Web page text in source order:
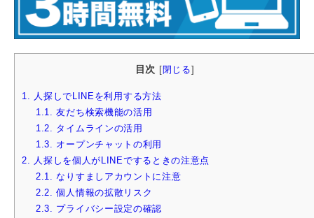
目次 閉じる
1.
人探しでLINEを利用する方法
1.1.
友だち検索機能の活用
1.2.
タイムラインの活用
1.3.
オープンチャットの利用
2.
人探しを個人がLINEでするときの注意点
2.1.
なりすましアカウントに注意
2.2.
個人情報の拡散リスク
2.3.
プライバシー設定の確認